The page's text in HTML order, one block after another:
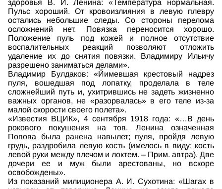
здоровья В. И. Ленина: «Температура нормальная.
Пульс хороший. От кровоизлияния в левую плевру
остались небольшие следы. Со стороны перелома
осложнений нет. Повязка переносится хорошо.
Положение пуль под кожей и полное отсутствие
воспалительных реакций позволяют отложить
удаление их до снятия повязки. Владимиру Ильичу
разрешено заниматься делами».
Владимир Булдаков: «Йимевшая крестовый надрез
пуля, вошедшая под лопатку, проделала в теле
сложнейший путь и, ухитрившись не задеть жизненно
важных органов, не «разорвалась» в его теле из-за
малой скорости своего полета».
«Известия ВЦИК», 4 сентября 1918 года: «…В день
рокового покушения на тов. Ленина означенная
Попова была ранена навылет; пуля, пройдя левую
грудь, раздробила левую кость (имелось в виду: кость
левой руки между плечом и локтем. – Прим. автра). Две
дочери ее и муж были арестованы, но вскоре
освобождены».
Из показаний милиционера А. И. Сухотина: «Шагах в